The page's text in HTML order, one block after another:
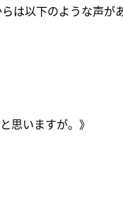
は以下のような声が
思いますが。》